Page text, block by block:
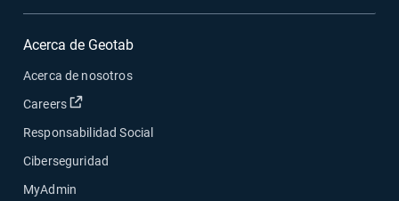
Acerca de Geotab
Acerca de nosotros
Careers
Abrir en una nueva ventana
Responsabilidad Social
Ciberseguridad
MyAdmin